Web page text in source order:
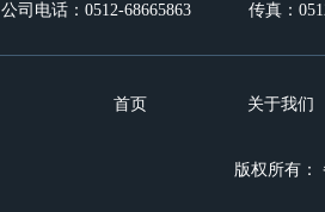
公司电话：0512-68665863 传真：
首页 关于我们
版权所有：